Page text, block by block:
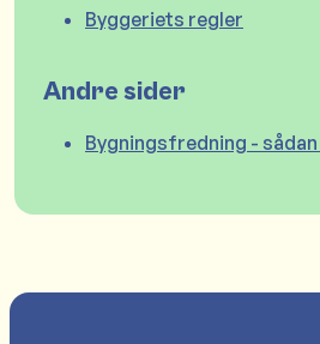
Byggeriets regler
Andre sider
Bygningsfredning -